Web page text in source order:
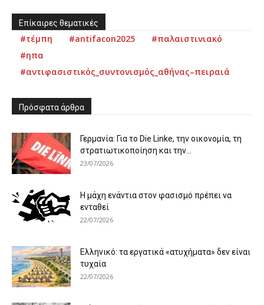
Επίκαιρες θεματικές
#τέμπη #antifacon2025
#παλαιστινιακό
#ηπα
#αντιφασιστικός_συντονισμός_αθήνας–πειραιά
Πρόσφατα άρθρα
Γερμανία: Για το Die Linke, την οικονομία, τη
στρατιωτικοποίηση και την...
23/07/2026
Η μάχη ενάντια στον φασισμό πρέπει να
ενταθεί
22/07/2026
Ελληνικό: τα εργατικά «ατυχήματα» δεν είναι
τυχαία
22/07/2026